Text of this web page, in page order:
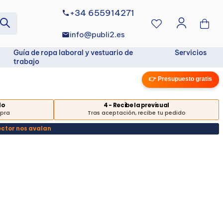
Guía de ropa laboral y vestuario de
trabajo
Servicios
+34 655914271
info@publi2.es
👉 Presupuesto gratis
4 - Recibe la previsual
Tras aceptación, recibe tu pedido
nos avalan